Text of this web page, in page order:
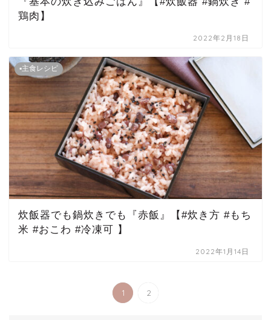
鶏肉】
2022年2月18日
▪主食レシピ
炊飯器でも鍋炊きでも『赤飯』【#炊き方 #もち
米 #おこわ #冷凍可 】
2022年1月14日
1 2